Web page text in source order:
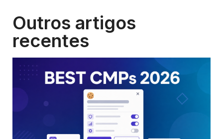
Outros artigos
recentes